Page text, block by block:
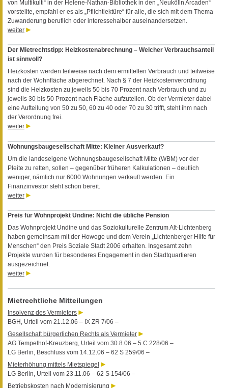
von Multikulti“ in der Helene-Nathan-Bibliothek in den „Neukölln Arcaden“
vorstellte, empfahl er es als „Pflichtlektüre“ für alle, die sich mit dem Thema
Zuwanderung beruflich oder interessehalber auseinandersetzen.
weiter
Der Mietrechtstipp: Heizkostenabrechnung – Welcher Verbrauchsanteil
ist sinnvoll?
Heizkosten werden teilweise nach dem ermittelten Verbrauch und teilweise
nach der Wohnfläche abgerechnet. Nach § 7 der Heizkostenverordnung
sind die Heizkosten zu jeweils 50 bis 70 Prozent nach Verbrauch und zu
jeweils 30 bis 50 Prozent nach Fläche aufzuteilen. Ob der Vermieter dabei
eine Aufteilung von 50 zu 50, 60 zu 40 oder 70 zu 30 trifft, steht ihm nach
der Verordnung frei.
weiter
Wohnungsbaugesellschaft Mitte: Kleiner Ausverkauf?
Um die landeseigene Wohnungsbaugesellschaft Mitte (WBM) vor der
Pleite zu retten, sollen – gegenüber früheren Kalkulationen – deutlich
weniger, nämlich nur 6000 Wohnungen verkauft werden. Ein
Finanzinvestor steht schon bereit.
weiter
Preis für Wohnprojekt Undine: Nicht die übliche Pension
Das Wohnprojekt Undine und das Soziokulturelle Zentrum Alt-Lichtenberg
haben gemeinsam mit der Howoge und dem Verein „Lichtenberger Hilfe für
Menschen“ den Preis Soziale Stadt 2006 erhalten. Insgesamt zehn
Projekte wurden für besonderes Engagement in den Stadtquartieren
ausgezeichnet.
weiter
Mietrechtliche Mitteilungen
Insolvenz des Vermieters
BGH, Urteil vom 21.12.06 – IX ZR 7/06 –
Gesellschaft bürgerlichen Rechts als Vermieter
AG Tempelhof-Kreuzberg, Urteil vom 30.8.06 – 5 C 228/06 –
LG Berlin, Beschluss vom 14.12.06 – 62 S 259/06 –
Mieterhöhung mittels Mietspiegel
LG Berlin, Urteil vom 23.11.06 – 62 S 154/06 –
Betriebskosten nach Modernisierung